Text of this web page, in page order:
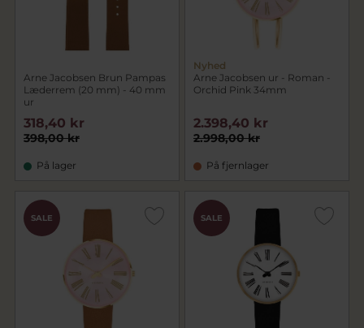
Arne Jacobsen Brun Pampas
Læderrem (20 mm) - 40 mm
ur
398,00 kr
318,40 kr
På lager
Nyhed
Arne Jacobsen ur - Roman -
Orchid Pink 34mm
2.998,00 kr
2.398,40 kr
På fjernlager
SALE SALE